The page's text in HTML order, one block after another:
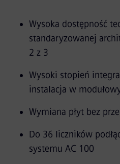
Wysoka dostępność
standaryzowanej
2 z 3
Wysoki stopień
instalacja w
Wymiana płyt bez
Do 36 liczników
systemu AC 100